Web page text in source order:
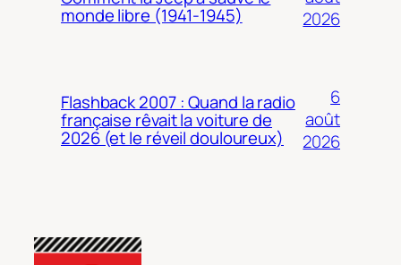
monde libre (1941-1945)
2026
Flashback 2007 : Quand la radio
française rêvait la voiture de
2026 (et le réveil douloureux)
6
août
2026